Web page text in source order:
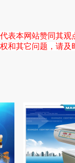
表本网站赞同其
和其它问题，请